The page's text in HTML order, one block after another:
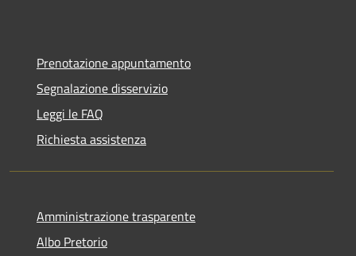
Prenotazione appuntamento
Segnalazione disservizio
Leggi le FAQ
Richiesta assistenza
Amministrazione trasparente
Albo Pretorio